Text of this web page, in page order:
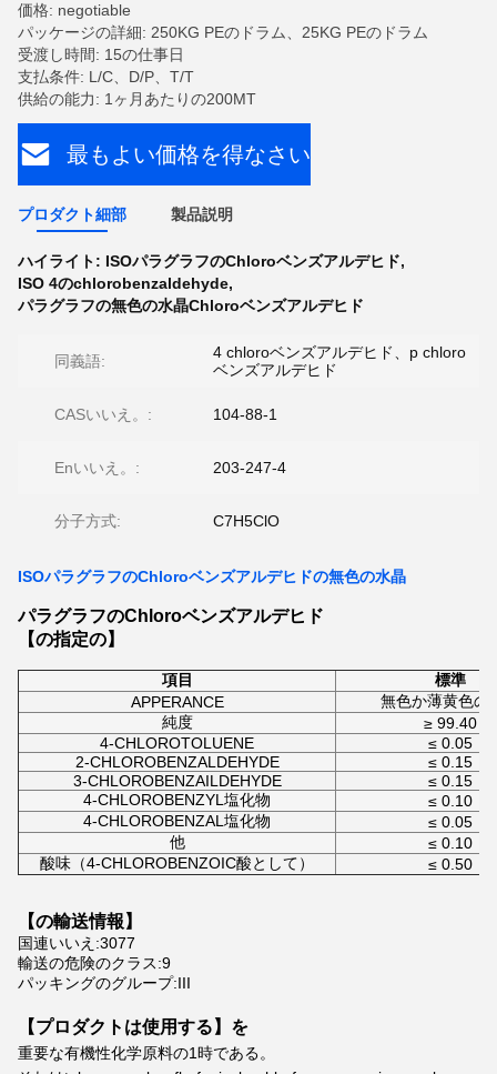
価格: negotiable
パッケージの詳細: 250KG PEのドラム、25KG PEのドラム
受渡し時間: 15の仕事日
支払条件: L/C、D/P、T/T
供給の能力: 1ヶ月あたりの200MT
最もよい価格を得なさい
プロダクト細部 製品説明
ハイライト: ISOパラグラフのChloroベンズアルデヒド,
ISO 4のchlorobenzaldehyde,
パラグラフの無色の水晶Chloroベンズアルデヒド
同義語:
4 chloroベンズアルデヒド、p chloro
ベンズアルデヒド
CASいいえ。: 104-88-1
Enいいえ。: 203-247-4
分子方式: C7H5ClO
ISOパラグラフのChloroベンズアルデヒドの無色の水晶
パラグラフのChloroベンズアルデヒド
【の指定の】
項目
標準
APPERANCE
無色か薄黄色の
純度
≥ 99.40
4-CHLOROTOLUENE
≤ 0.05
2-CHLOROBENZALDEHYDE
≤ 0.15
3-CHLOROBENZAILDEHYDE
≤ 0.15
4-CHLOROBENZYL塩化物
≤ 0.10
4-CHLOROBENZAL塩化物
≤ 0.05
他
≤ 0.10
酸味（4-CHLOROBENZOIC酸として）
≤ 0.50
【の輸送情報】
国連いいえ:3077
輸送の危険のクラス:9
パッキングのグループ:III
【プロダクトは使用する】を
重要な有機性化学原料の1時である。